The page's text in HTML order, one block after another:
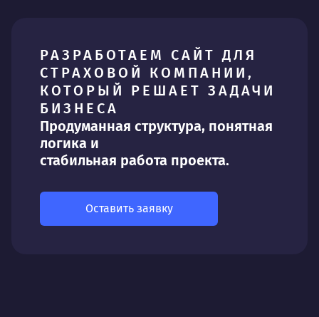
РАЗРАБОТАЕМ САЙТ ДЛЯ
СТРАХОВОЙ КОМПАНИИ,
КОТОРЫЙ РЕШАЕТ ЗАДАЧИ
БИЗНЕСА
Продуманная структура, понятная
логика и
стабильная работа проекта.
Оставить заявку